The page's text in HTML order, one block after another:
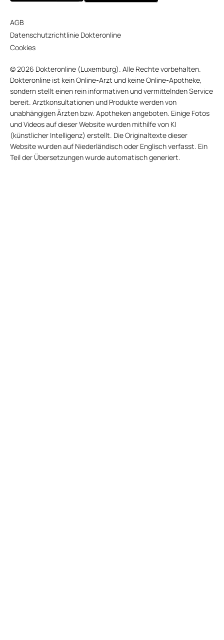
AGB
Datenschutzrichtlinie Dokteronline
Cookies
© 2026 Dokteronline (Luxemburg). Alle Rechte vorbehalten.
Dokteronline ist kein Online-Arzt und keine Online-Apotheke,
sondern stellt einen rein informativen und vermittelnden Service
bereit. Arztkonsultationen und Produkte werden von
unabhängigen Ärzten bzw. Apotheken angeboten. Einige Fotos
und Videos auf dieser Website wurden mithilfe von KI
(künstlicher Intelligenz) erstellt. Die Originaltexte dieser
Website wurden auf Niederländisch oder Englisch verfasst. Ein
Teil der Übersetzungen wurde automatisch generiert.